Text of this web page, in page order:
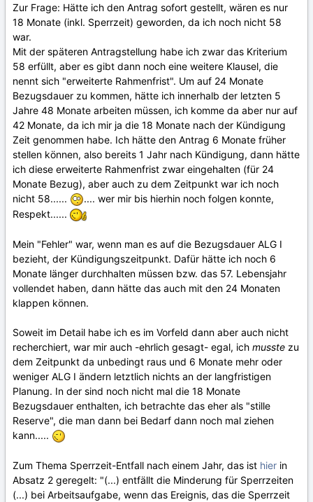
Zur Frage: Hätte ich den Antrag sofort gestellt, wären es nur
18 Monate (inkl. Sperrzeit) geworden, da ich noch nicht 58
war.
Mit der späteren Antragstellung habe ich zwar das Kriterium
58 erfüllt, aber es gibt dann noch eine weitere Klausel, die
nennt sich "erweiterte Rahmenfrist". Um auf 24 Monate
Bezugsdauer zu kommen, hätte ich innerhalb der letzten 5
Jahre 48 Monate arbeiten müssen, ich komme da aber nur auf
42 Monate, da ich mir ja die 18 Monate nach der Kündigung
Zeit genommen habe. Ich hätte den Antrag 6 Monate früher
stellen können, also bereits 1 Jahr nach Kündigung, dann hätte
ich diese erweiterte Rahmenfrist zwar eingehalten (für 24
Monate Bezug), aber auch zu dem Zeitpunkt war ich noch
nicht 58......
.... wer mir bis hierhin noch folgen konnte,
Respekt......
Mein "Fehler" war, wenn man es auf die Bezugsdauer ALG I
bezieht, der Kündigungszeitpunkt. Dafür hätte ich noch 6
Monate länger durchhalten müssen bzw. das 57. Lebensjahr
vollendet haben, dann hätte das auch mit den 24 Monaten
klappen können.
Soweit im Detail habe ich es im Vorfeld dann aber auch nicht
recherchiert, war mir auch -ehrlich gesagt- egal, ich musste zu
dem Zeitpunkt da unbedingt raus und 6 Monate mehr oder
weniger ALG I ändern letztlich nichts an der langfristigen
Planung. In der sind noch nicht mal die 18 Monate
Bezugsdauer enthalten, ich betrachte das eher als "stille
Reserve", die man dann bei Bedarf dann noch mal ziehen
kann.....
Zum Thema Sperrzeit-Entfall nach einem Jahr, das ist hier in
Absatz 2 geregelt: "(...) entfällt die Minderung für Sperrzeiten
(...) bei Arbeitsaufgabe, wenn das Ereignis, das die Sperrzeit